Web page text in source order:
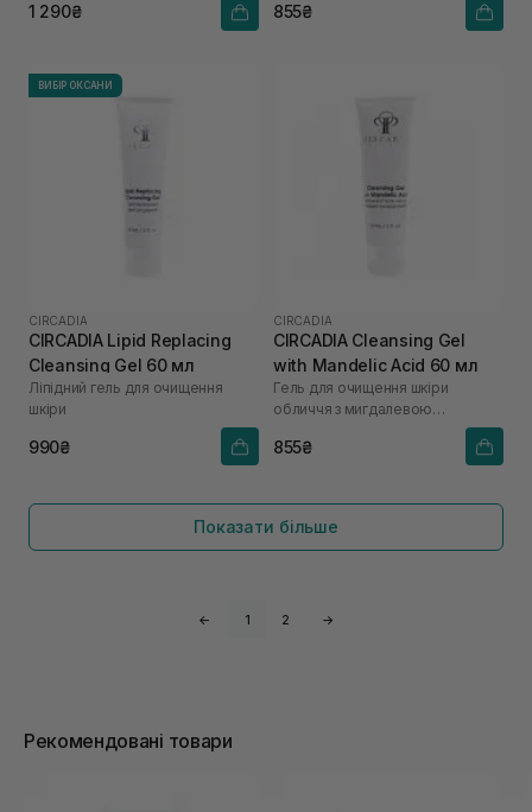
1 290₴ 855₴
ВИБІР ОКСАНИ
CIRCADIA
CIRCADIA Lipid Replacing
Cleansing Gel 60 мл
Ліпідний гель для очищення
шкіри
990₴
CIRCADIA
CIRCADIA Cleansing Gel
with Mandelic Acid 60 мл
Гель для очищення шкіри
обличчя з мигдалевою
855₴
Показати більше
← 1 2 →
Рекомендовані товари